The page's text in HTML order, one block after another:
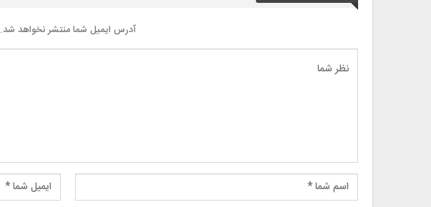
آدرس ایمیل شما منتشر نخواهد شد.